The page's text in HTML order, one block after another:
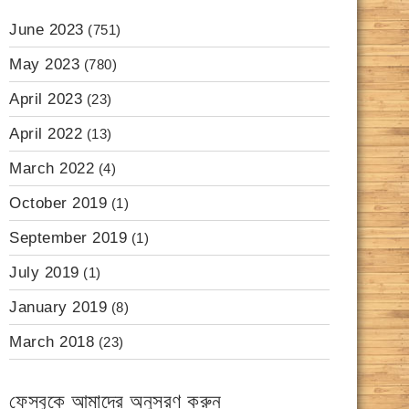
June 2023 (751)
May 2023 (780)
April 2023 (23)
April 2022 (13)
March 2022 (4)
October 2019 (1)
September 2019 (1)
July 2019 (1)
January 2019 (8)
March 2018 (23)
ফেসবুকে আমাদের অনুসরণ করুন